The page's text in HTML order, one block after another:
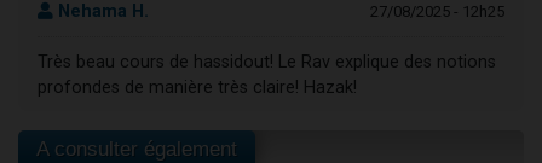
Nehama H. 27/08/2025 - 12h25
Très beau cours de hassidout! Le Rav explique des notions
profondes de manière très claire! Hazak!
A consulter également